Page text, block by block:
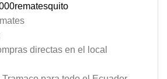
directas en el local